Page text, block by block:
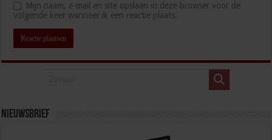
Mijn naam, e-mail en site opslaan in deze browser voor de
volgende keer wanneer ik een reactie plaats.
Nieuwsbrief